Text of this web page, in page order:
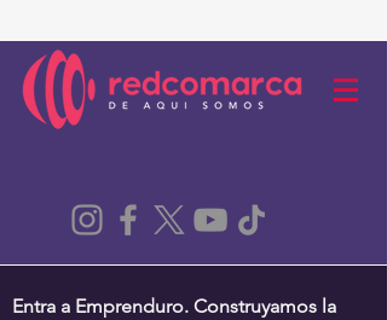
Entra a Emprenduro. Construyamos la